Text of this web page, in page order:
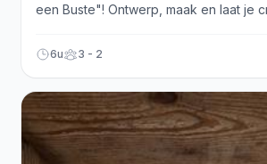
een Buste"! Ontwerp, maak en laat je
6u 3 - 2